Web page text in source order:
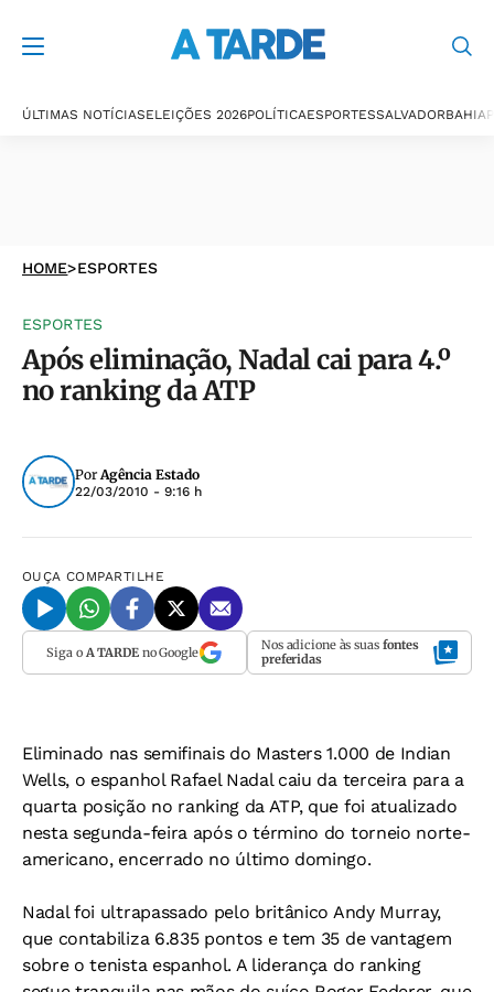
ÚLTIMAS NOTÍCIASELEIÇÕES 2026POLÍTICAESPORTESSALVADORBAHIA
HOME>ESPORTES
ESPORTES
Após eliminação, Nadal cai para 4.º
no ranking da ATP
PorAgência Estado
22/03/2010 - 9:16 h
OUÇA COMPARTILHE
Siga o A TARDEno Google Nos adicione às suas fontes
preferidas
Eliminado nas semifinais do Masters 1.000 de Indian
Wells, o espanhol Rafael Nadal caiu da terceira para a
quarta posição no ranking da ATP, que foi atualizado
nesta segunda-feira após o término do torneio norte-
americano, encerrado no último domingo.
Nadal foi ultrapassado pelo britânico Andy Murray,
que contabiliza 6.835 pontos e tem 35 de vantagem
sobre o tenista espanhol. A liderança do ranking